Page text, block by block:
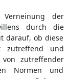
der
durch die
darauf, ob diese
zutreffend und
zutreffender
Normen und